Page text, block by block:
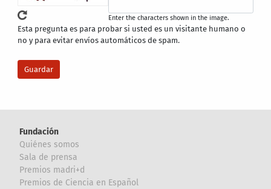
Enter the characters shown in the image.
Esta pregunta es para probar si usted es un visitante humano o
no y para evitar envíos automáticos de spam.
Fundación
Quiénes somos
Sala de prensa
Premios madri+d
Premios de Ciencia en Español